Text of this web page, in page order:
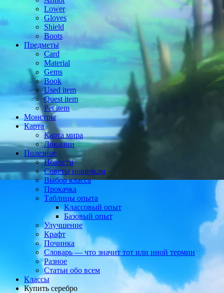
Lower
Gloves
Shield
Boots
Предметы
Card
Material
Gems
Book
Used item
Quest item
Pet item
Монстры
Карта
Карта мира
Локации
Полезное
Новости
Советы новичкам
Выбор класса
Прокачка
Таблицы опыта
Классовый опыт
Базовый опыт
Улучшение
Крафт
Починка
Словарь — что значит тот или иной термин
Разное
Статьи обо всем
Классы
Купить серебро